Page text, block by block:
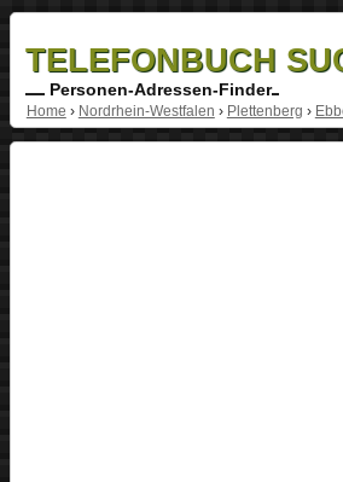
TELEFONBUCH
Personen-Adressen-Finder
Home › Nordrhein-Westfalen › Plettenberg ›